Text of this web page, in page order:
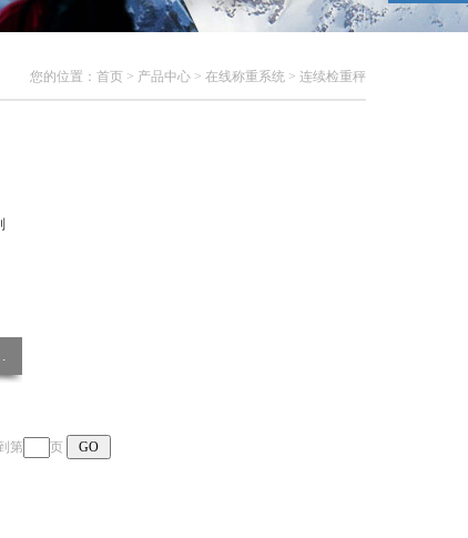
您的位置： 首页 > 产品中心 > 在线称重系统 > 连续检重秤
量选别机）
第 页